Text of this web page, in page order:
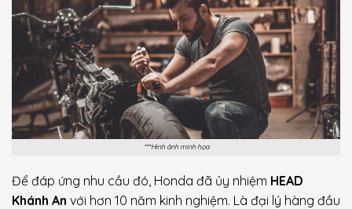
***Hình ảnh minh họa
Để đáp ứng nhu cầu đó, Honda đã ủy nhiệm HEAD
Khánh An với hơn 10 năm kinh nghiệm. Là đại lý hàng đầu